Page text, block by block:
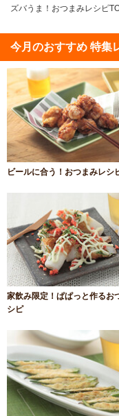
ズバうま！おつまみレシピ
今月のおすすめ 特集
ビールに合う！おつまみレシ
家飲み限定！ぱぱっと作るお
シピ